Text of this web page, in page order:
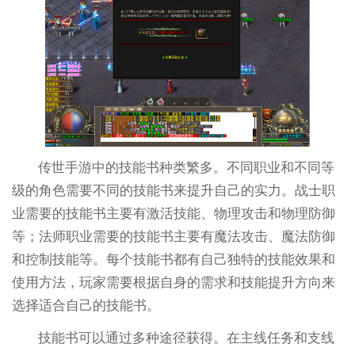
传世手游中的技能书种类繁多。不同职业和不同等
级的角色需要不同的技能书来提升自己的实力。战士职
业需要的技能书主要有激活技能、物理攻击和物理防御
等；法师职业需要的技能书主要有魔法攻击、魔法防御
和控制技能等。每个技能书都有自己独特的技能效果和
使用方法，玩家需要根据自身的需求和技能提升方向来
选择适合自己的技能书。
技能书可以通过多种途径获得。在主线任务和支线